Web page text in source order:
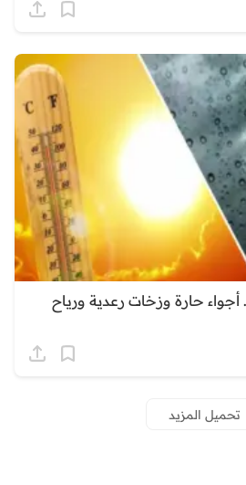
حارة وزخات رعدية ورياح
تحميل المزيد